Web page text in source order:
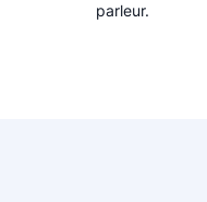
parleur.